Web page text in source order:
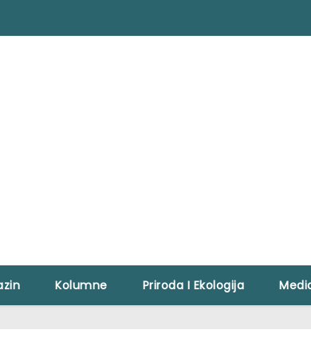
Kolumne Priroda I Ekologija